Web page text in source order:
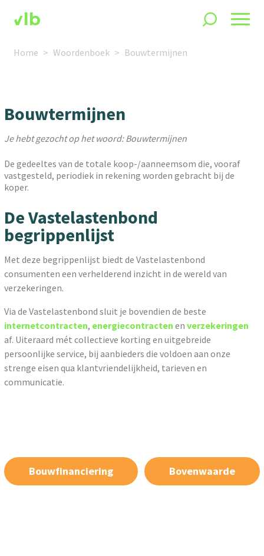
Home Woordenboek Bouwtermijnen
Bouwtermijnen
Je hebt gezocht op het woord: Bouwtermijnen
De gedeeltes van de totale koop-/aanneemsom die, vooraf
vastgesteld, periodiek in rekening worden gebracht bij de
koper.
De Vastelastenbond
begrippenlijst
Met deze begrippenlijst biedt de Vastelastenbond
consumenten een verhelderend inzicht in de wereld van
verzekeringen.
Via de Vastelastenbond sluit je bovendien de beste
internetcontracten, energiecontracten enverzekeringen
af. Uiteraard mét collectieve korting en uitgebreide
persoonlijke service, bij aanbieders die voldoen aan onze
strenge eisen qua klantvriendelijkheid, tarieven en
communicatie.
Bouwfinanciering Bovenwaarde